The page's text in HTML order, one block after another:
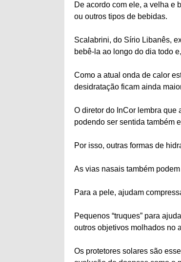
De acordo com ele, a velha e
ou outros tipos de bebidas.
Scalabrini, do Sírio Libanês,
bebê-la ao longo do dia todo
Como a atual onda de calor
desidratação ficam ainda
O diretor do InCor lembra que
podendo ser sentida também
Por isso, outras formas de
As vias nasais também
Para a pele, ajudam
Pequenos “truques” para
outros objetivos molhados no
Os protetores solares são